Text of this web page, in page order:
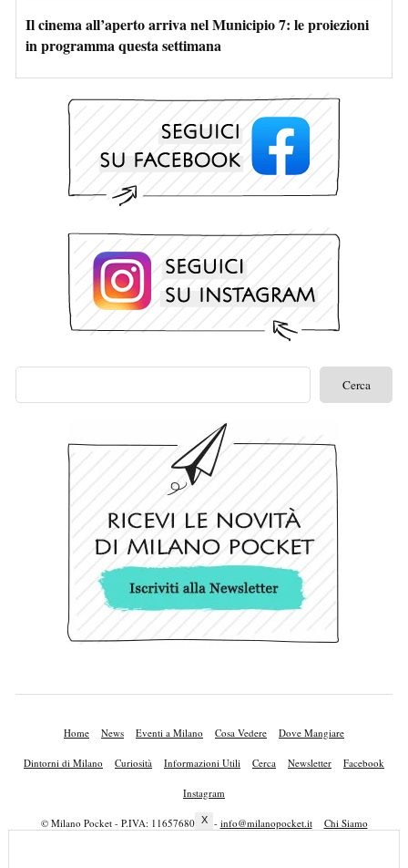
Il cinema all’aperto arriva nel Municipio 7: le proiezioni
in programma questa settimana
Home News Eventi a Milano Cosa Vedere Dove Mangiare
Dintorni di Milano Curiosità Informazioni Utili Cerca Newsletter Facebook
Instagram
© Milano Pocket - P.IVA: 11657680010 - info@milanopocket.it Chi Siamo
X